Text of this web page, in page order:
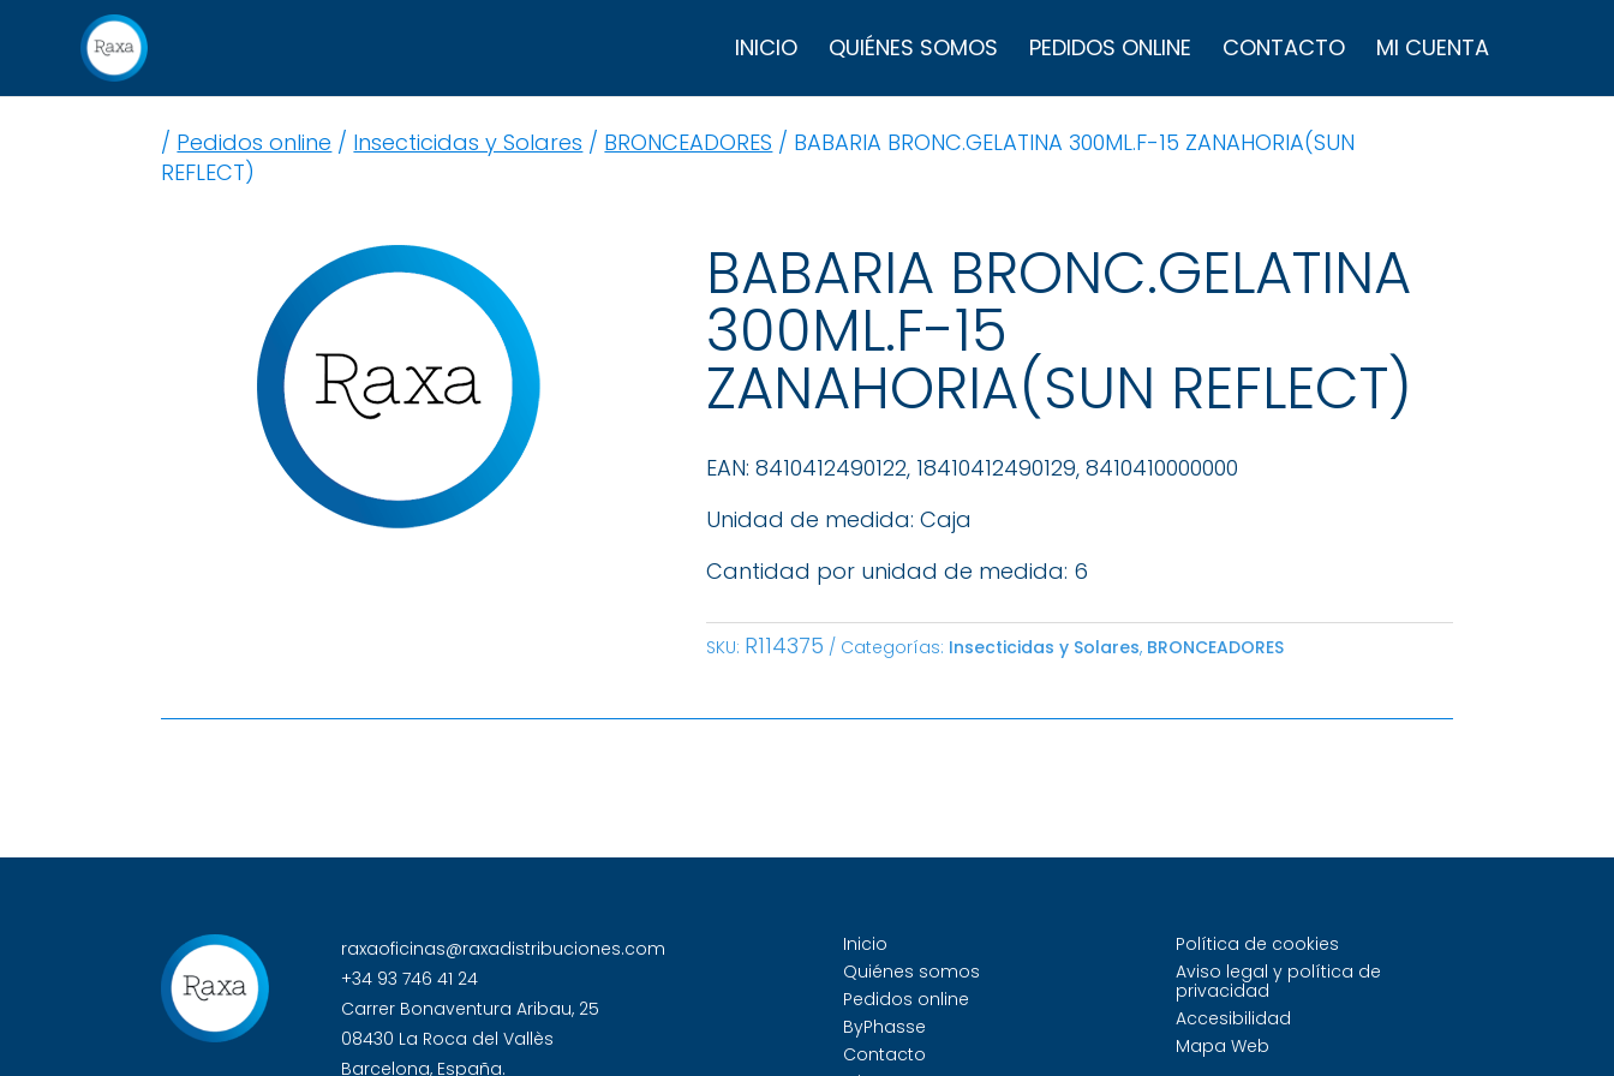
INICIO QUIÉNES SOMOS PEDIDOS ONLINE CONTACTO MI CUENTA
de
productos
/ Pedidos online / Insecticidas y Solares / BRONCEADORES / BABARIA BRONC.GELATINA 300ML.F-15 ZANAHORIA(SUN
REFLECT)
BABARIA BRONC.GELATINA
300ML.F-15
ZANAHORIA(SUN REFLECT)
EAN: 8410412490122, 18410412490129, 8410410000000
Unidad de medida: Caja
Cantidad por unidad de medida: 6
SKU: R114375 Categorías: Insecticidas y Solares, BRONCEADORES
raxaoficinas@raxadistribuciones.com
+34 93 746 41 24
Carrer Bonaventura Aribau, 25
08430 La Roca del Vallès
Barcelona, España.
Inicio
Quiénes somos
Pedidos online
ByPhasse
Contacto
Política de cookies
Aviso legal y política de
privacidad
Accesibilidad
Mapa Web